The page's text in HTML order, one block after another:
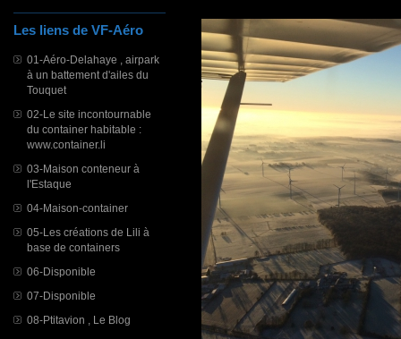
Les liens de VF-Aéro
01-Aéro-Delahaye , airpark
à un battement d'ailes du
Touquet
02-Le site incontournable
du container habitable :
www.container.li
03-Maison conteneur à
l'Estaque
04-Maison-container
05-Les créations de Lili à
base de containers
06-Disponible
07-Disponible
08-Ptitavion , Le Blog